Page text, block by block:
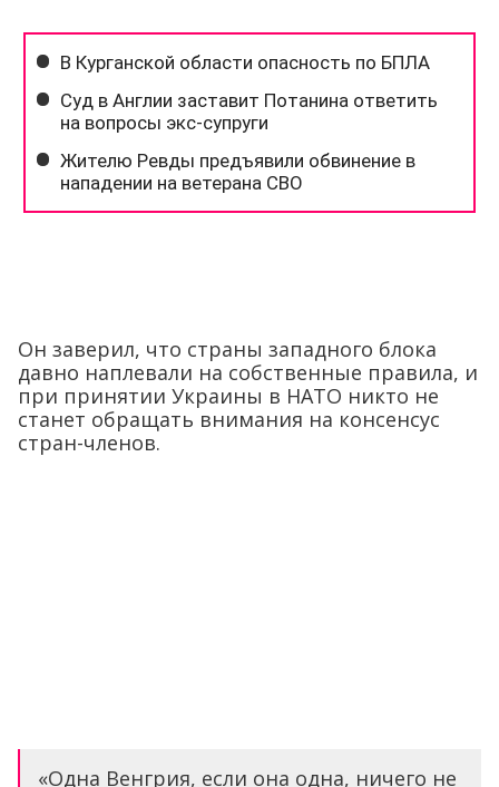
Он заверил, что страны западного блока
давно наплевали на собственные правила, и
при принятии Украины в НАТО никто не
станет обращать внимания на консенсус
стран-членов.
«Одна Венгрия, если она одна, ничего не